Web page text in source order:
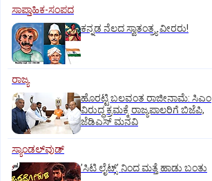
ಸಾಪ್ತಾಹಿಕ-ಸಂಪದ
ಕನ್ನಡ ನೆಲದ ಸ್ವಾತಂತ್ರ್ಯ ವೀರರು!
ರಾಜ್ಯ
ಹೊರಟ್ಟಿ ಬಲವಂತ ರಾಜೀನಾಮೆ: ಸಿಎಂ
ವಿರುದ್ಧ ಕ್ರಮಕ್ಕೆ ರಾಜ್ಯಪಾಲರಿಗೆ ಬಿಜೆಪಿ,
ಜೆಡಿಎಸ್ ಮನವಿ
ಸ್ಯಾಂಡಲ್‌ವುಡ್‌
ʼಸಿಟಿ ಲೈಟ್ಸ್‌ʼ ನಿಂದ ಮತ್ತೆ ಹಾಡು ಬಂತು